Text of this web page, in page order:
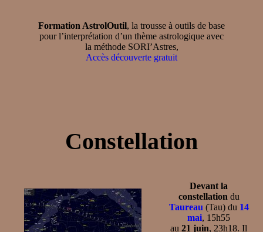
Formation AstrolOutil, la trousse à outils de base
pour l’interprétation d’un thème astrologique avec
la méthode SORI’Astres,
Accès découverte gratuit
Constellation
Devant la
constellation du
Taureau (Tau) du 14
mai, 15h55
au 21 juin, 23h18. Il